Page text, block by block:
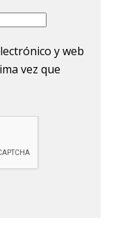
y web
vez que